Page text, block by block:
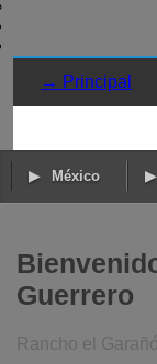
→ Principal
México
Guerrero
Rancho el